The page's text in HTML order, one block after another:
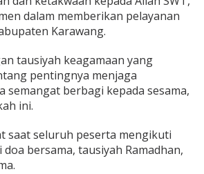
dalam memberikan pelayanan
Karawang.
tausiyah keagamaan yang
pentingnya menjaga
semangat berbagi kepada sesama,
ini.
saat seluruh peserta mengikuti
bersama, tausiyah Ramadhan,